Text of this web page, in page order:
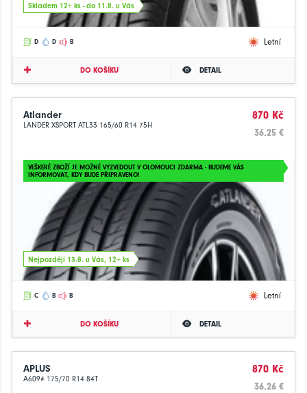
Skladem 12+ ks - do 11.8. u Vás
D D B Letní
DO KOŠÍKU DETAIL
Atlander
LANDER XSPORT ATL33 165/60 R14 75H
870 Kč
36.25 €
VEŠKERÉ ZBOŽÍ JE MOŽNÉ VYZVEDOUT V OLOMOUCI ZDARMA - BUDEME VÁS
INFORMOVAT, KDY BUDE PŘIPRAVENO!
Nejpozději 13.8. u Vás, 12+ ks
C B B Letní
DO KOŠÍKU DETAIL
APLUS
A609# 175/70 R14 84T
870 Kč
36.26 €